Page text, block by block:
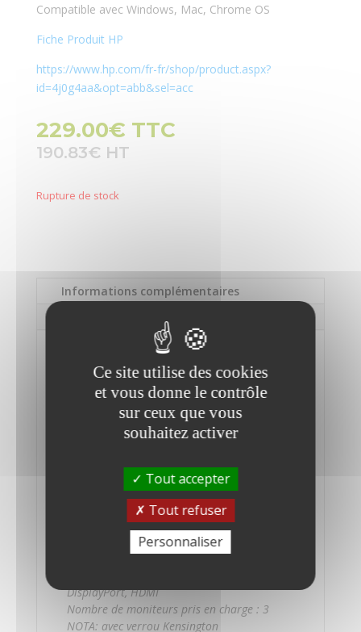
Compatible avec Windows, Mac, Chrome OS
Fiche Produit HP
https://www.hp.com/fr-fr/shop/product.aspx?
id=4j0g4aa&opt=abb&sel=acc
229.00€ TTC
190.83€
Rupture de stock
Informations complémentaires
Informations
complémentaires
Thunderbolt Dock G4 280w
Interface pour hôte : Thunderbolt 4
Connecteur de sorties : USB 3.0 mâle type A,
DisplayPort, HDMI
Nombre de moniteurs pris en charge : 3
NOTA: avec verrou Kensington
Ce site utilise des cookies
et vous donne le contrôle
sur ceux que vous
souhaitez activer
Tout accepter
Tout refuser
Personnaliser